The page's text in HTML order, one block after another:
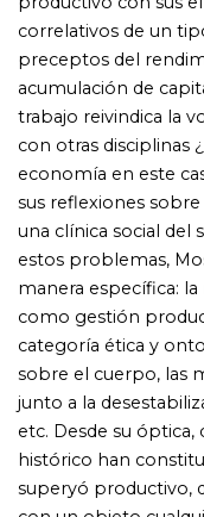
etc. Desde su óptica,
histórico han constituido
superyó productivo, que
el sujeto nos informa
su problemática propia,
dimensión social y su
probada capacidad de
articulación del
política y económica,
problemáticas de
social del síntoma¿
productivo, como
pulsionales de la época.
docente desde el año
Titular en dicha
las Misiones, en las que
a la enseñanza de
psicoanalítica freudiana.